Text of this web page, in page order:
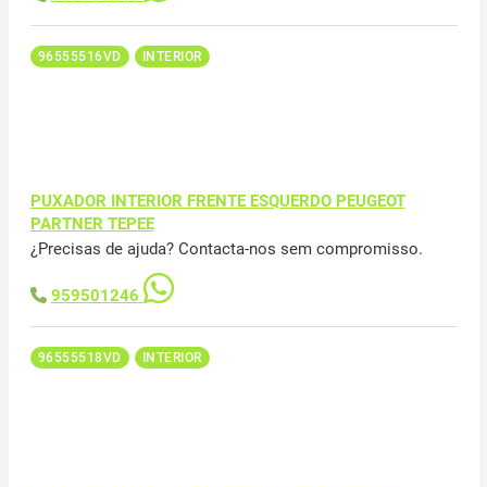
96555516VD INTERIOR
PUXADOR INTERIOR FRENTE ESQUERDO PEUGEOT
PARTNER TEPEE
¿Precisas de ajuda? Contacta-nos sem compromisso.
959501246
96555518VD INTERIOR